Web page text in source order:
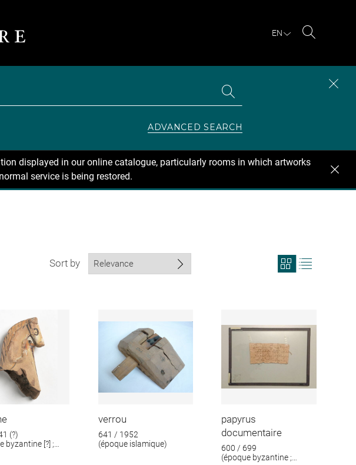
EN
ADVANCED SEARCH
displayed in our online catalogue, particularly rooms in which artworks
service is being restored.
Sort by
View
search
(?)
byzantine [?] ;
verrou
641 / 1952
(époque islamique)
papyrus
documentaire
600 / 699
(époque byzantine ;